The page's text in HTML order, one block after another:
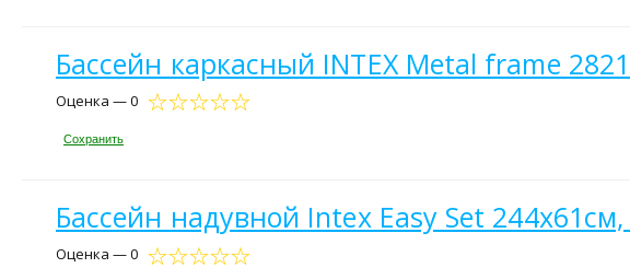
Бассейн каркасный INTEX Metal frame
Оценка — 0
Сохранить
Бассейн надувной Intex Easy Set
Оценка — 0